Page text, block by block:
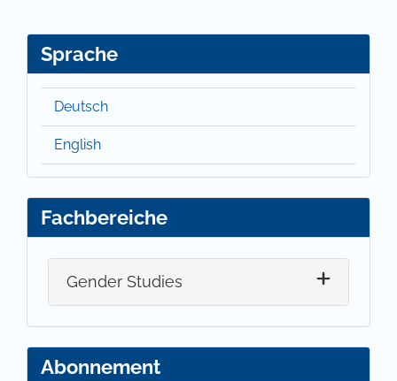
Sprache
Deutsch
English
Fachbereiche
Gender Studies
Abonnement